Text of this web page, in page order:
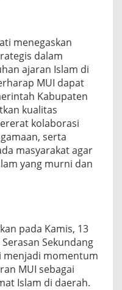
menegaskan
dalam
ajaran Islam di
MUI dapat
Kabupaten
kualitas
kolaborasi
serta
masyarakat agar
yang murni dan
pada Kamis, 13
Sekundang
menjadi momentum
MUI sebagai
Islam di daerah.